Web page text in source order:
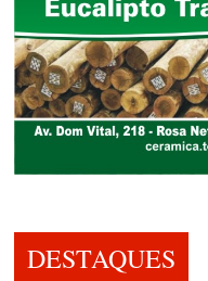
DESTAQUES